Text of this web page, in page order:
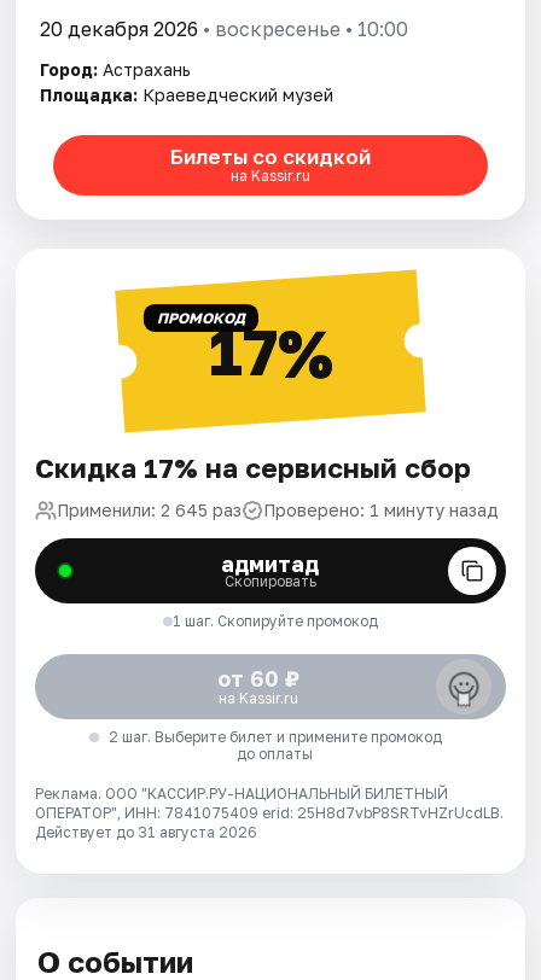
20 декабря 2026 • воскресенье • 10:00
Город: Астрахань
Площадка: Краеведческий музей
Билеты со скидкой
на Kassir.ru
ПРОМОКОД17%
Скидка 17% на сервисный сбор
Применили: 2 645 раз Проверено: 1 минуту назад
адмитад
Скопировать
1 шаг. Скопируйте промокод
от 60 ₽
на Kassir.ru
2 шаг. Выберите билет и примените промокод
до оплаты
Реклама. ООО "КАССИР.РУ-НАЦИОНАЛЬНЫЙ БИЛЕТНЫЙ
ОПЕРАТОР", ИНН: 7841075409 erid: 25H8d7vbP8SRTvHZrUcdLB.
Действует до 31 августа 2026
О событии